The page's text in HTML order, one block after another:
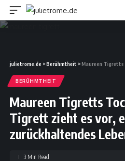
julietrome.de >Berühmtheit >Maureen Tigretts Tochter
BERÜHMTHEIT
Maureen Tigretts
Tigrett zieht es vor,
zurückhaltendes
3 Min Read